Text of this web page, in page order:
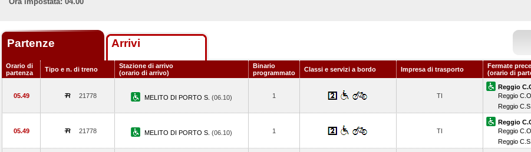
Partenze Arrivi
Orario di
partenza
Tipo e n. di treno
Stazione di arrivo
(orario di arrivo)
Binario
programmato
Classi e servizi a bordo Impresa di trasporto
Fermate
(orario di
05.49 21778 MELITO DI PORTO S. (06.10) 1 TI
Reggio
Reggio
Reggio
05.49 21778 MELITO DI PORTO S. (06.10) 1 TI
Reggio
Reggio
Reggio